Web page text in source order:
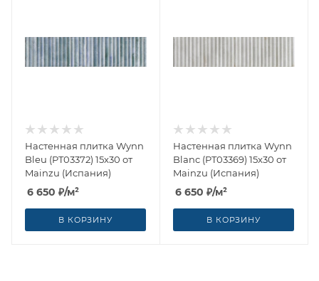
Настенная плитка Wynn
Bleu (PT03372) 15x30 от
Mainzu (Испания)
6 650 ₽/м²
В КОРЗИНУ
Настенная плитка Wynn
Blanc (PT03369) 15x30 от
Mainzu (Испания)
6 650 ₽/м²
В КОРЗИНУ